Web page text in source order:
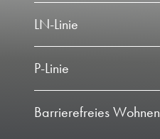
LN-Linie
P-Linie
Barrierefreies Wohnen